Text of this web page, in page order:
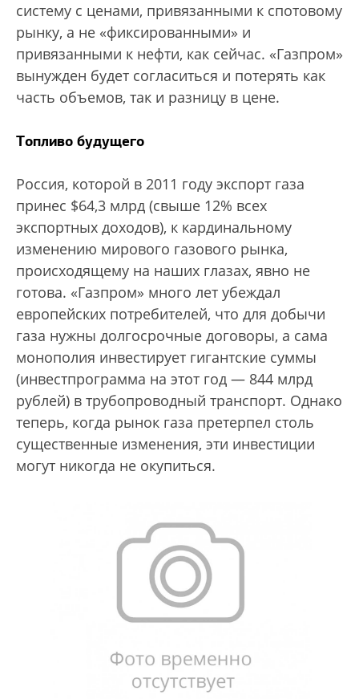
систему с ценами, привязанными к спотовому
рынку, а не «фиксированными» и
привязанными к нефти, как сейчас. «Газпром»
вынужден будет согласиться и потерять как
часть объемов, так и разницу в цене.
Топливо будущего
Россия, которой в 2011 году экспорт газа
принес $64,3 млрд (свыше 12% всех
экспортных доходов), к кардинальному
изменению мирового газового рынка,
происходящему на наших глазах, явно не
готова. «Газпром» много лет убеждал
европейских потребителей, что для добычи
газа нужны долгосрочные договоры, а сама
монополия инвестирует гигантские суммы
(инвестпрограмма на этот год — 844 млрд
рублей) в трубопроводный транспорт. Однако
теперь, когда рынок газа претерпел столь
существенные изменения, эти инвестиции
могут никогда не окупиться.